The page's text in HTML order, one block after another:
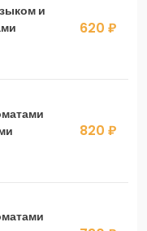
и
620 ₽
820 ₽